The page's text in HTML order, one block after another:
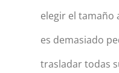
elegir el tamaño
es demasiado
trasladar todas